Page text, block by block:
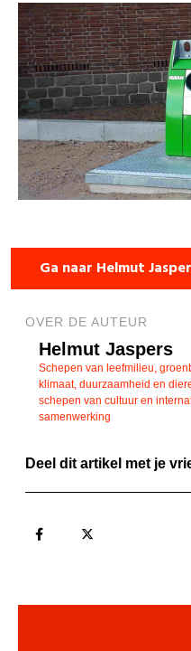
Ga naar Helmut
OVER DE AUTEUR
Helmut Jaspers
Schepen van leefmilieu,
klimaat, duurzaamheid en
schepen van cultuur en
samenwerking
Deel dit artikel met je